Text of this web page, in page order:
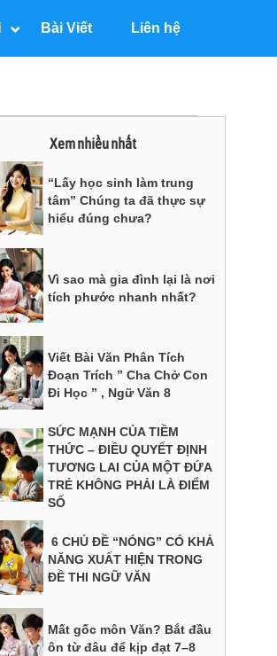
Bài Viết Liên hệ
Xem nhiều nhất
“Lấy học sinh làm trung
tâm” Chúng ta đã thực sự
hiểu đúng chưa?
Vì sao mà gia đình lại là nơi
tích phước nhanh nhất?
Viết Bài Văn Phân Tích
Đoạn Trích ” Cha Chở Con
Đi Học ” , Ngữ Văn 8
SỨC MẠNH CỦA TIỀM
THỨC – ĐIỀU QUYẾT ĐỊNH
TƯƠNG LAI CỦA MỘT ĐỨA
TRẺ KHÔNG PHẢI LÀ ĐIỂM
SỐ
6 CHỦ ĐỀ “NÓNG” CÓ KHẢ
NĂNG XUẤT HIỆN TRONG
ĐỀ THI NGỮ VĂN
Mất gốc môn Văn? Bắt đầu
ôn từ đâu để kịp đạt 7–8